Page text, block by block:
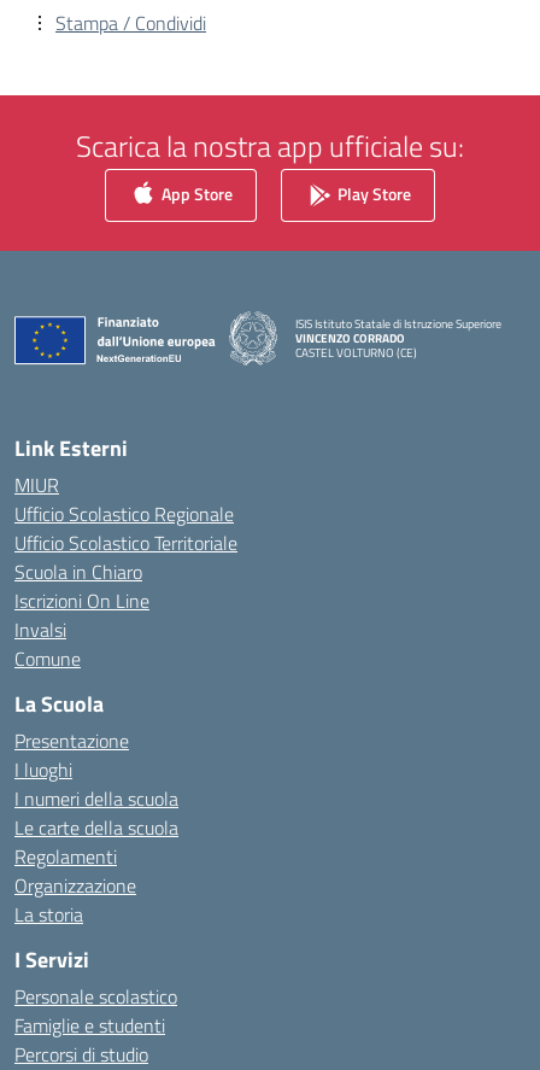
Stampa / Condividi
Scarica la nostra app ufficiale su:
App Store Play Store
ISIS Istituto Statale di Istruzione Superiore
VINCENZO CORRADO
CASTEL VOLTURNO (CE)
Link Esterni
MIUR
Ufficio Scolastico Regionale
Ufficio Scolastico Territoriale
Scuola in Chiaro
Iscrizioni On Line
Invalsi
Comune
La Scuola
Presentazione
I luoghi
I numeri della scuola
Le carte della scuola
Regolamenti
Organizzazione
La storia
I Servizi
Personale scolastico
Famiglie e studenti
Percorsi di studio